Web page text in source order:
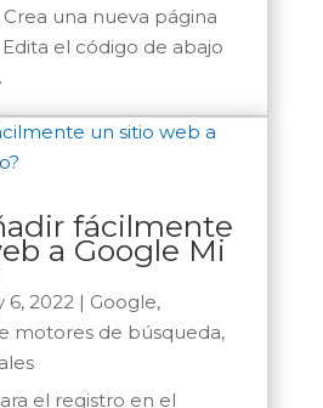
Crea una nueva página
el código de abajo
fácilmente
a Google Mi
6, 2022| Google,
motores de búsqueda,
el registro en el